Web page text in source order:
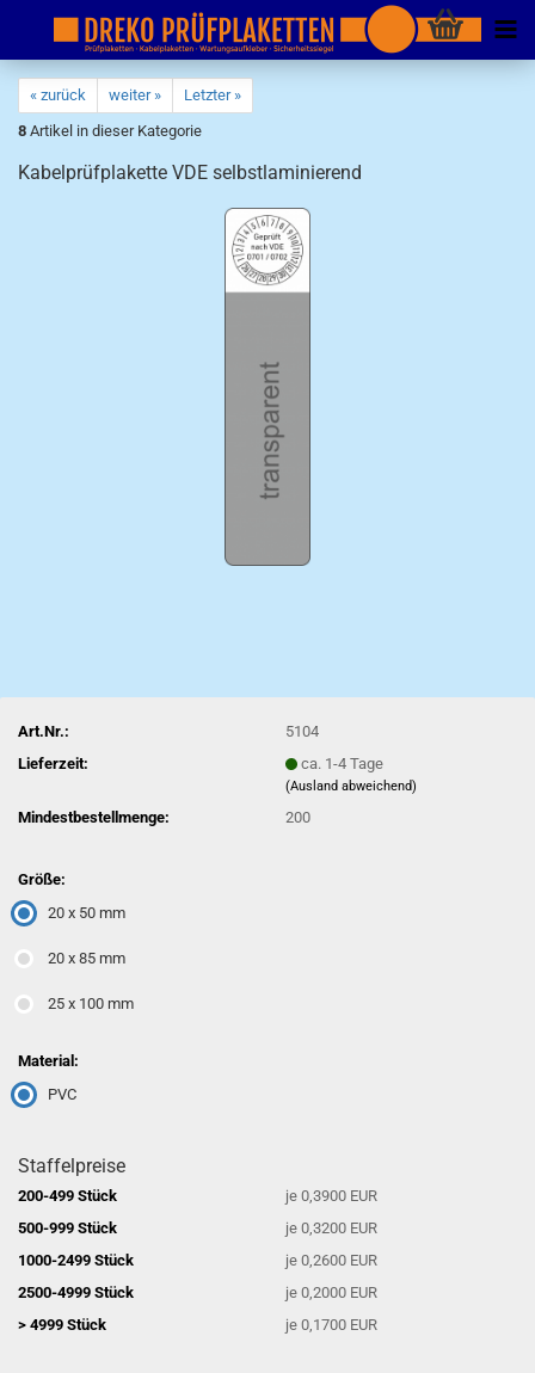
« zurück weiter »
Letzter »
8 Artikel in dieser Kategorie
Kabelprüfplakette VDE selbstlaminierend
Art.Nr.:
5104
Lieferzeit:
ca. 1-4 Tage
(Ausland abweichend)
Mindestbestellmenge: 200
Größe:
20 x 50 mm
20 x 85 mm
25 x 100 mm
Material:
PVC
Staffelpreise
200-499 Stück
je 0,3900 EUR
500-999 Stück
je 0,3200 EUR
1000-2499 Stück
je 0,2600 EUR
2500-4999 Stück
je 0,2000 EUR
> 4999 Stück
je 0,1700 EUR